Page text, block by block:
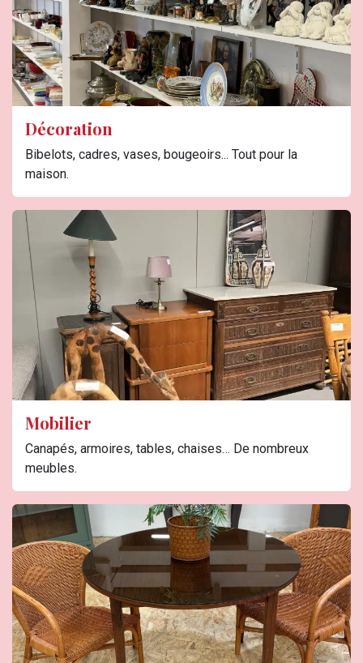
Décoration
Bibelots, cadres, vases, bougeoirs... Tout pour la
maison.
Mobilier
Canapés, armoires, tables, chaises… De nombreux
meubles.